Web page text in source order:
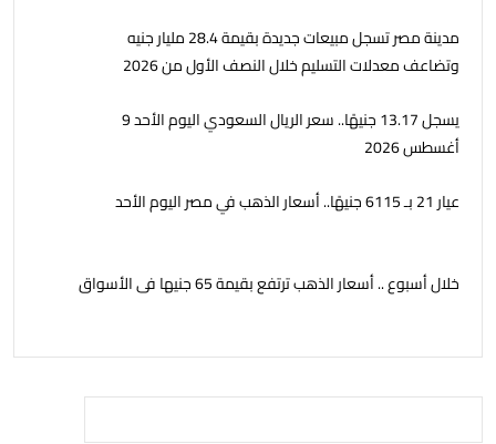
مدينة مصر تسجل مبيعات جديدة بقيمة 28.4 مليار جنيه
وتضاعف معدلات التسليم خلال النصف الأول من 2026
يسجل 13.17 جنيهًا.. سعر الريال السعودي اليوم الأحد 9
أغسطس 2026
عيار 21 بـ 6115 جنيهًا.. أسعار الذهب في مصر اليوم الأحد
خلال أسبوع .. أسعار الذهب ترتفع بقيمة 65 جنيها فى الأسواق